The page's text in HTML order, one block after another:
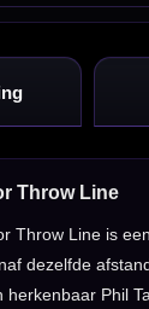
Throw Line
Throw Line is
dezelfde
herkenbaar Phil